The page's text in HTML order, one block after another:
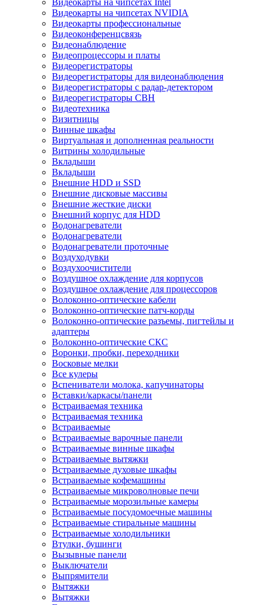
Видеокарты на чипсетах NVIDIA
Видеокарты профессиональные
Видеоконференцсвязь
Видеонаблюдение
Видеопроцессоры и платы
Видеорегистраторы
Видеорегистраторы для видеонаблюдения
Видеорегистраторы с радар-детектором
Видеорегистраторы СВН
Видеотехника
Визитницы
Винные шкафы
Виртуальная и дополненная реальности
Витрины холодильные
Вкладыши
Вкладыши
Внешние HDD и SSD
Внешние дисковые массивы
Внешние жесткие диски
Внешний корпус для HDD
Водонагреватели
Водонагреватели
Водонагреватели проточные
Воздуходувки
Воздухоочистители
Воздушное охлаждение для корпусов
Воздушное охлаждение для процессоров
Волоконно-оптические кабели
Волоконно-оптические патч-корды
Волоконно-оптические разъемы, пигтейлы и
адаптеры
Волоконно-оптические СКС
Воронки, пробки, переходники
Восковые мелки
Все кулеры
Вспениватели молока, капучинаторы
Вставки/каркасы/панели
Встраиваемая техника
Встраиваемая техника
Встраиваемые
Встраиваемые варочные панели
Встраиваемые винные шкафы
Встраиваемые вытяжки
Встраиваемые духовые шкафы
Встраиваемые кофемашины
Встраиваемые микроволновые печи
Встраиваемые морозильные камеры
Встраиваемые посудомоечные машины
Встраиваемые стиральные машины
Встраиваемые холодильники
Втулки, бушинги
Вызывные панели
Выключатели
Выпрямители
Вытяжки
Вытяжки